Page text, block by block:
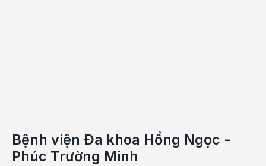
Nơi bé được thưởng thức những bộ phim hoạt hình
hấp dẫn, các chương trình giáo dục bổ ích và trải
Bệnh viện Đa khoa Hồng Ngọc -
Phúc Trường Minh